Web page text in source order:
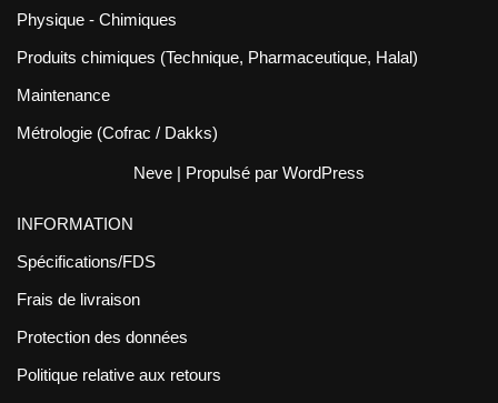
Physique - Chimiques
Produits chimiques (Technique, Pharmaceutique, Halal)
Maintenance
Métrologie (Cofrac / Dakks)
Neve | Propulsé par WordPress
INFORMATION
Spécifications/FDS
Frais de livraison
Protection des données
Politique relative aux retours